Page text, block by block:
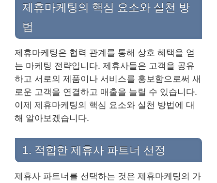
제휴마케팅의 핵심 요소와 실천 방
법
제휴마케팅은 협력 관계를 통해 상호 혜택을 얻
는 마케팅 전략입니다. 제휴사들은 고객을 공유
하고 서로의 제품이나 서비스를 홍보함으로써 새
로운 고객을 연결하고 매출을 늘릴 수 있습니다.
이제 제휴마케팅의 핵심 요소와 실천 방법에 대
해 알아보겠습니다.
1. 적합한 제휴사 파트너 선정
제휴사 파트너를 선택하는 것은 제휴마케팅의 가